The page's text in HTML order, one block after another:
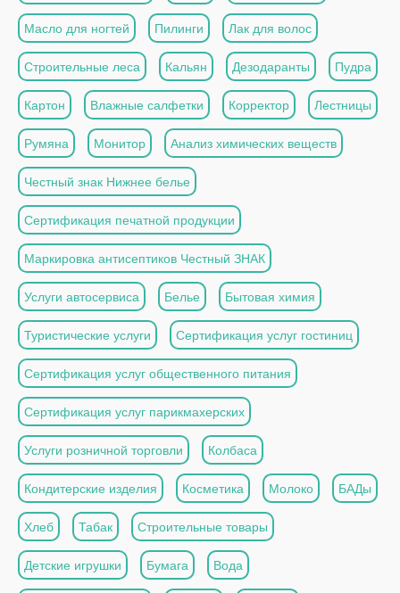
Масло для ногтей Пилинги Лак для волос
Строительные леса Кальян Дезодаранты Пудра
Картон Влажные салфетки Корректор Лестницы
Румяна Монитор Анализ химических веществ
Честный знак Нижнее белье
Сертификация печатной продукции
Маркировка антисептиков Честный ЗНАК
Услуги автосервиса Белье Бытовая химия
Туристические услуги Сертификация услуг гостиниц
Сертификация услуг общественного питания
Сертификация услуг парикмахерских
Услуги розничной торговли Колбаса
Кондитерские изделия Косметика Молоко БАДы
Хлеб Табак Строительные товары
Детские игрушки Бумага Вода